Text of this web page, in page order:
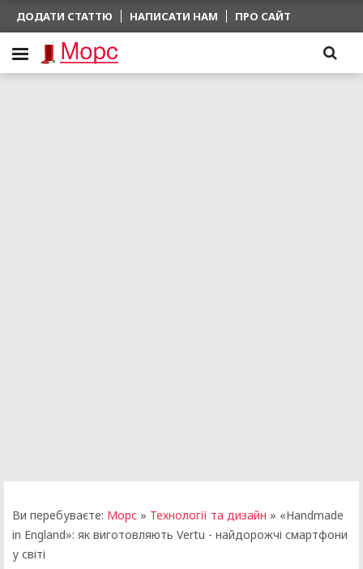
ДОДАТИ СТАТТЮ НАПИСАТИ НАМ ПРО САЙТ
Ви перебуваєте: Морс » Технології та дизайн » «Handmade
in England»: як виготовляють Vertu - найдорожчі смартфони
у світі